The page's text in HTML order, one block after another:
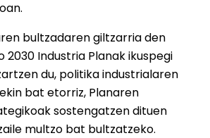
bultzadaren giltzarria den
2030 Industria Planak ikuspegi
du, politika industrialaren
bat etorriz, Planaren
sostengatzen dituen
multzo bat bultzatzeko.